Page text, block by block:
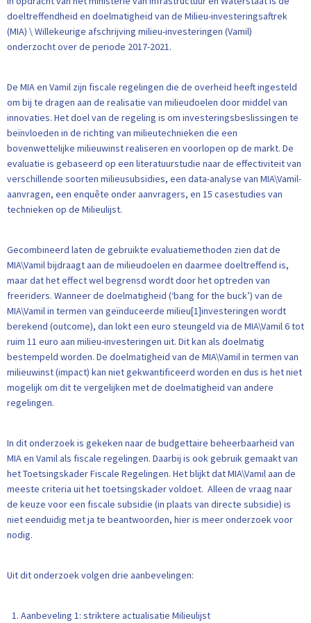
doeltreffendheid en doelmatigheid van de Milieu-investeringsaftrek
(MIA) \ Willekeurige afschrijving milieu-investeringen (Vamil)
onderzocht over de periode 2017-2021.
De MIA en Vamil zijn fiscale regelingen die de overheid heeft ingesteld
om bij te dragen aan de realisatie van milieudoelen door middel van
innovaties. Het doel van de regeling is om investeringsbeslissingen te
beïnvloeden in de richting van milieutechnieken die een
bovenwettelijke milieuwinst realiseren en voorlopen op de markt. De
evaluatie is gebaseerd op een literatuurstudie naar de effectiviteit van
verschillende soorten milieusubsidies, een data-analyse van MIA\Vamil-
aanvragen, een enquête onder aanvragers, en 15 casestudies van
technieken op de Milieulijst.
Gecombineerd laten de gebruikte evaluatiemethoden zien dat de
MIA\Vamil bijdraagt aan de milieudoelen en daarmee doeltreffend is,
maar dat het effect wel begrensd wordt door het optreden van
freeriders. Wanneer de doelmatigheid (‘bang for the buck’) van de
MIA\Vamil in termen van geïnduceerde milieu[1]investeringen wordt
berekend (outcome), dan lokt een euro steungeld via de MIA\Vamil 6 tot
ruim 11 euro aan milieu-investeringen uit. Dit kan als doelmatig
bestempeld worden. De doelmatigheid van de MIA\Vamil in termen van
milieuwinst (impact) kan niet gekwantificeerd worden en dus is het niet
mogelijk om dit te vergelijken met de doelmatigheid van andere
regelingen.
In dit onderzoek is gekeken naar de budgettaire beheerbaarheid van
MIA en Vamil als fiscale regelingen. Daarbij is ook gebruik gemaakt van
het Toetsingskader Fiscale Regelingen. Het blijkt dat MIA\Vamil aan de
meeste criteria uit het toetsingskader voldoet. Alleen de vraag naar
de keuze voor een fiscale subsidie (in plaats van directe subsidie) is
niet eenduidig met ja te beantwoorden, hier is meer onderzoek voor
nodig.
Uit dit onderzoek volgen drie aanbevelingen:
Aanbeveling 1: striktere actualisatie Milieulijst